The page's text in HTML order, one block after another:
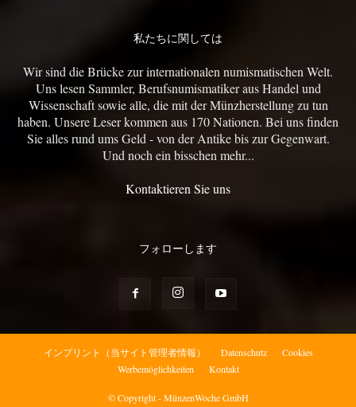
私たちに関しては
Wir sind die Brücke zur internationalen numismatischen Welt.
Uns lesen Sammler, Berufsnumismatiker aus Handel und
Wissenschaft sowie alle, die mit der Münzherstellung zu tun
haben. Unsere Leser kommen aus 170 Nationen. Bei uns finden
Sie alles rund ums Geld - von der Antike bis zur Gegenwart.
Und noch ein bisschen mehr...
Kontaktieren Sie uns
フォローします
インプリント（当サイト管理者情報） Datenschutz
Cookies
Werbemöglichkeiten
Kontakt
© Copyright - MünzenWoche GmbH